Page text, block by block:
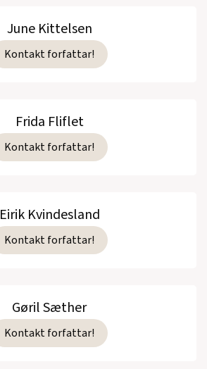
June Kittelsen
Kontakt forfattar!
Frida Fliflet
Kontakt forfattar!
Eirik Kvindesland
Kontakt forfattar!
Gøril Sæther
Kontakt forfattar!